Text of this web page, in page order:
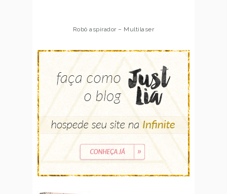
Robô aspirador – Multilaser